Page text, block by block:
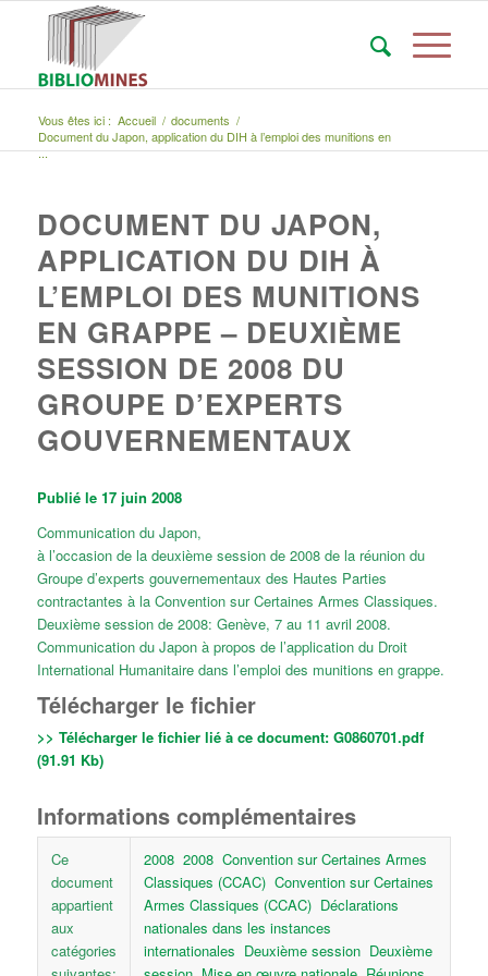
Vous êtes ici : Accueil / documents /
Document du Japon, application du DIH à l’emploi des munitions en
...
DOCUMENT DU JAPON,
APPLICATION DU DIH À
L’EMPLOI DES MUNITIONS
EN GRAPPE – DEUXIÈME
SESSION DE 2008 DU
GROUPE D’EXPERTS
GOUVERNEMENTAUX
Publié le 17 juin 2008
Communication du Japon,
à l’occasion de la deuxième session de 2008 de la réunion du
Groupe d’experts gouvernementaux des Hautes Parties
contractantes à la Convention sur Certaines Armes Classiques.
Deuxième session de 2008: Genève, 7 au 11 avril 2008.
Communication du Japon à propos de l’application du Droit
International Humanitaire dans l’emploi des munitions en grappe.
Télécharger le fichier
>> Télécharger le fichier lié à ce document: G0860701.pdf
(91.91 Kb)
Informations complémentaires
Ce
document
appartient
aux
catégories
2008 2008 Convention sur Certaines Armes
Classiques (CCAC) Convention sur Certaines
Armes Classiques (CCAC) Déclarations
nationales dans les instances
internationales Deuxième session Deuxième